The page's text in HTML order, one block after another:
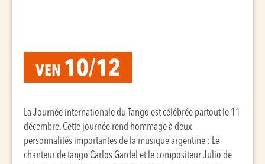
VEN 10/12
La Journée internationale du Tango est célébrée partout le 11
décembre. Cette journée rend hommage à deux
personnalités importantes de la musique argentine : Le
chanteur de tango Carlos Gardel et le compositeur Julio de